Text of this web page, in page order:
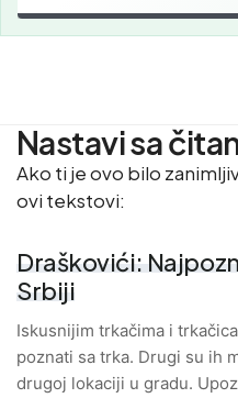
Nastavi sa
Ako ti je ovo bilo
ovi tekstovi:
Draškovići:
Srbiji
Iskusnijim trkačima i
poznati sa trka. Drugi su ih
drugoj lokaciji u gradu.